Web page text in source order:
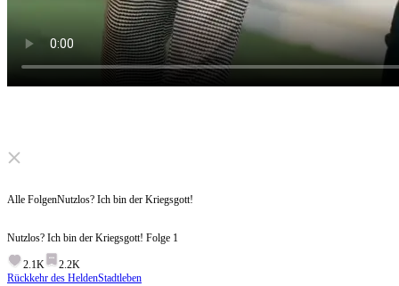
Click to unmute
Alle FolgenNutzlos? Ich bin der Kriegsgott!
Nutzlos? Ich bin der Kriegsgott! Folge 1
2.1K
2.2K
Rückkehr des HeldenStadtleben